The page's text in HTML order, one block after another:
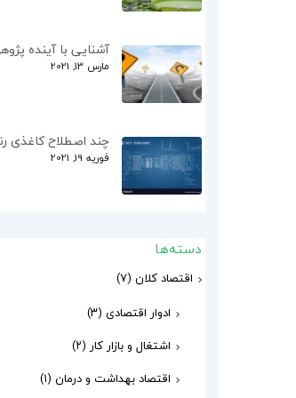
آشنایی با آینده
مارس 13, 2021
چند اصطلاح کاغذی
فوریه 19, 2021
دسته‌ها
اقتصاد کلان (۷)
ادوار اقتصادی (۳)
اشتغال و بازار کار (۲)
اقتصاد بهداشت و درمان (۱)